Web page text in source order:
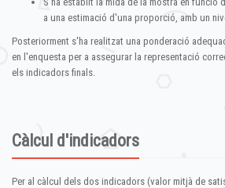
a una estimació d'una proporció, amb un
Posteriorment s'ha realitzat una ponderació
en l'enquesta per a assegurar la representació
els indicadors finals.
Càlcul d'indicadors
Per al càlcul dels dos indicadors (valor mitjà de